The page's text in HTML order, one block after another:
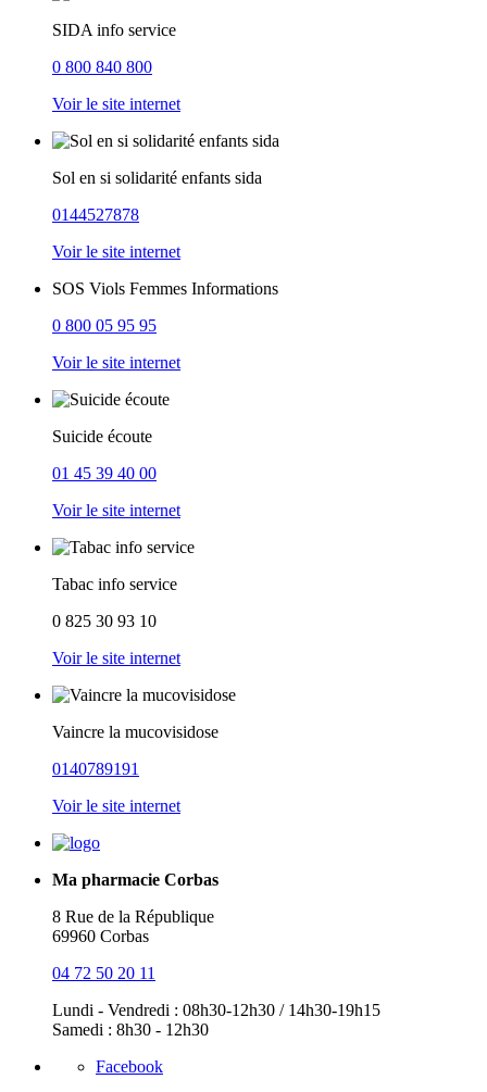
SIDA info service
0 800 840 800
Voir le site internet
Sol en si solidarité enfants sida
0144527878
Voir le site internet
SOS Viols Femmes Informations
0 800 05 95 95
Voir le site internet
Suicide écoute
01 45 39 40 00
Voir le site internet
Tabac info service
0 825 30 93 10
Voir le site internet
Vaincre la mucovisidose
0140789191
Voir le site internet
Ma pharmacie Corbas
8 Rue de la République
69960 Corbas
04 72 50 20 11
Lundi - Vendredi : 08h30-12h30 / 14h30-19h15
Samedi : 8h30 - 12h30
Facebook